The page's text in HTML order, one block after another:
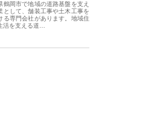
鶴岡市で地域の道路基盤を支え
として、舗装工事や土木工事を
る専門会社があります。地域住
活を支える道…